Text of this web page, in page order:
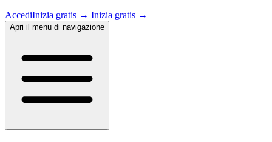
AccediInizia gratis → Inizia gratis →
Apri il menu di navigazione